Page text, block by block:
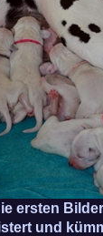
ersten
und